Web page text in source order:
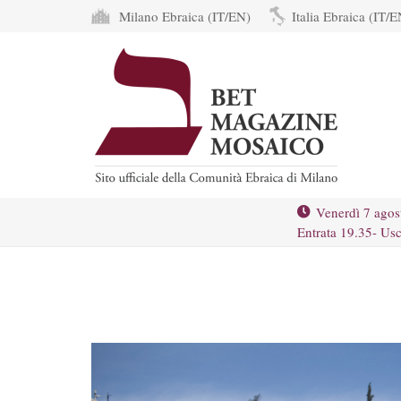
Milano Ebraica (IT/EN) Italia Ebraica (IT/
Venerdì 7
Entrata 19.35-